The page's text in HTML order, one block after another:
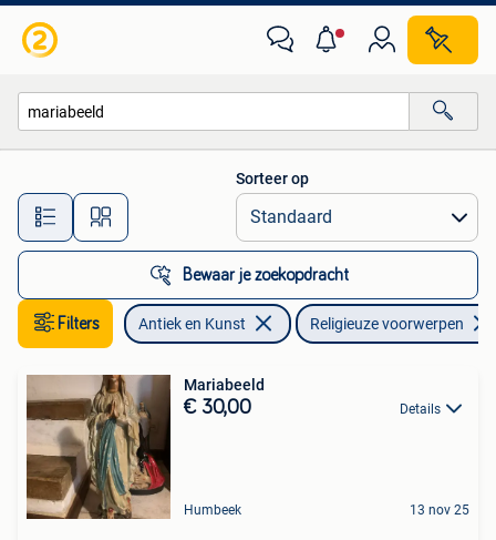
Alle afstanden…
Sorteer op
Bewaar je zoekopdracht
Filters Antiek en Kunst Religieuze voorwerpen
Mariabeeld
€ 30,00 Details
Humbeek 13 nov 25